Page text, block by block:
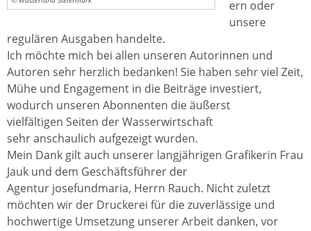
ern oder
unsere
regulären Ausgaben handelte.
Ich möchte mich bei allen unseren Autorinnen und
Autoren sehr herzlich bedanken! Sie haben sehr viel Zeit,
Mühe und Engagement in die Beiträge investiert,
wodurch unseren Abonnenten die äußerst
vielfältigen Seiten der Wasserwirtschaft
sehr anschaulich aufgezeigt wurden.
Mein Dank gilt auch unserer langjährigen Grafikerin Frau
Jauk und dem Geschäftsführer der
Agentur josefundmaria, Herrn Rauch. Nicht zuletzt
möchten wir der Druckerei für die zuverlässige und
hochwertige Umsetzung unserer Arbeit danken, vor